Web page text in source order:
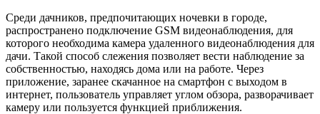
Среди дачников, предпочитающих ночевки в городе,
распространено подключение GSM видеонаблюдения, для
которого необходима камера удаленного видеонаблюдения для
дачи. Такой способ слежения позволяет вести наблюдение за
собственностью, находясь дома или на работе. Через
приложение, заранее скачанное на смартфон с выходом в
интернет, пользователь управляет углом обзора, разворачивает
камеру или пользуется функцией приближения.